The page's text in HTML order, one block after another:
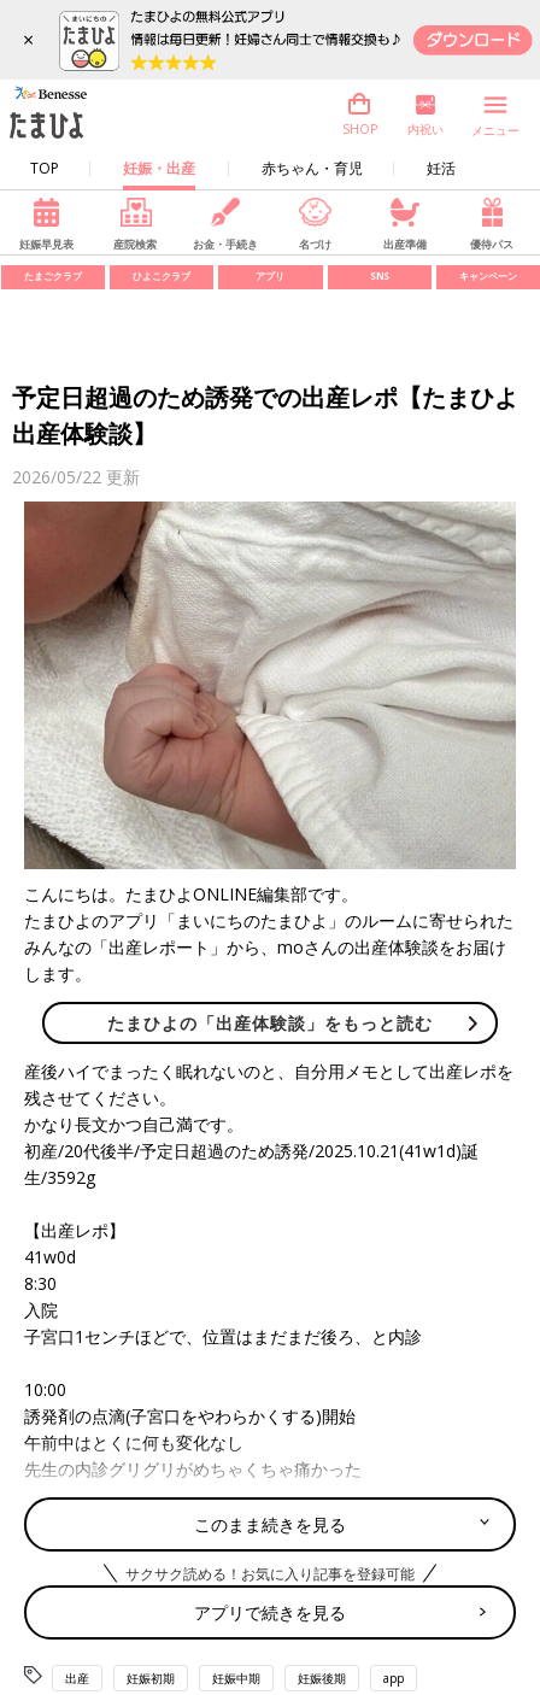
×
TOP 妊娠・出産 赤ちゃん・育児 妊活
SHOP 内祝い メニュー
妊娠早見表 産院検索 お金・手続き 名づけ 出産準備 優待パス
たまごクラブ ひよこクラブ アプリ SNS キャンペーン
予定日超過のため誘発での出産レポ【たまひよ
出産体験談】
2026/05/22 更新
こんにちは。たまひよONLINE編集部です。
たまひよのアプリ「まいにちのたまひよ」のルームに寄せられた
みんなの「出産レポート」から、moさんの出産体験談をお届け
します。
たまひよの「出産体験談」をもっと読む
産後ハイでまったく眠れないのと、自分用メモとして出産レポを
残させてください。
かなり長文かつ自己満です。
初産/20代後半/予定日超過のため誘発/2025.10.21(41w1d)誕
生/3592g
【出産レポ】
41w0d
8:30
入院
子宮口1センチほどで、位置はまだまだ後ろ、と内診
10:00
誘発剤の点滴(子宮口をやわらかくする)開始
午前中はとくに何も変化なし
先生の内診グリグリがめちゃくちゃ痛かった
12:00
昼食
余裕で完食
13:00-17:00
助産師さんに言うと、「周期的な痛みがやってきたらいいね」と
このまま続きを見る
サクサク読める！お気に入り記事を登録可能
アプリで続きを見る
出産 妊娠初期 妊娠中期 妊娠後期 app